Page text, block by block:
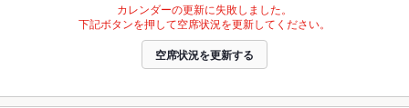
カレンダーの更新に失敗しました。
下記ボタンを押して空席状況を更新してください。
空席状況を更新する